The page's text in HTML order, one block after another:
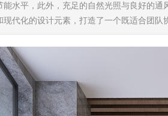
水平，此外，充足的自然光照与良好的
代化的设计元素，打造了一个既适合团队